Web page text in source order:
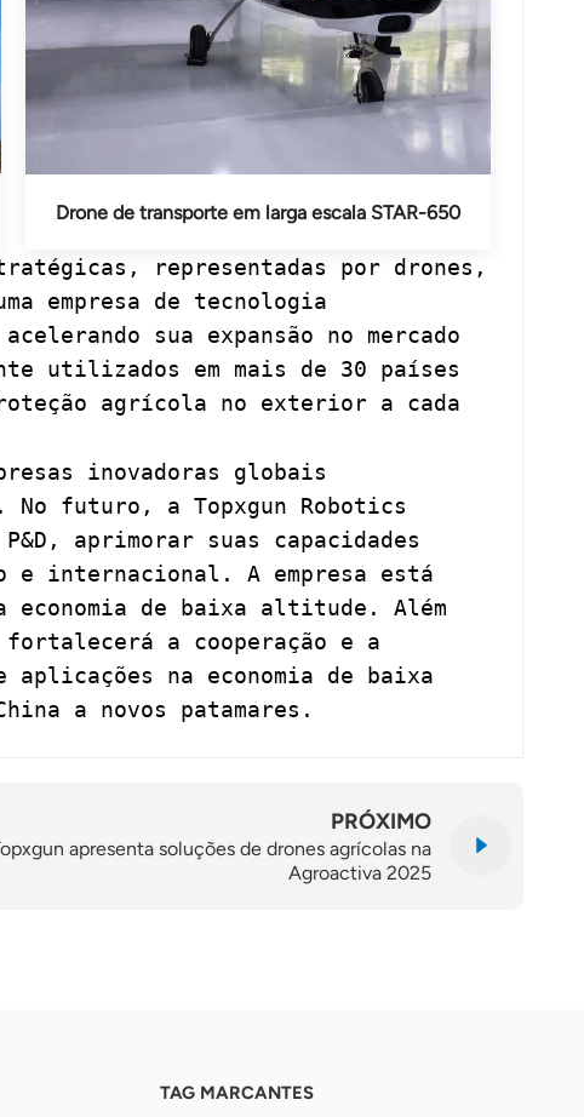
Drone de transporte em larga escala STAR-650
representadas por drones,
empresa de tecnologia
sua expansão no mercado
utilizados em mais de 30 países
agrícola no exterior a cada
inovadoras globais
No futuro, a Topxgun Robotics
aprimorar suas capacidades
e internacional. A empresa está
economia de baixa altitude. Além
a cooperação e a
aplicações na economia de baixa
a novos patamares.
PRÓXIMO
apresenta soluções de drones agrícolas na
Agroactiva 2025
TAG MARCANTES